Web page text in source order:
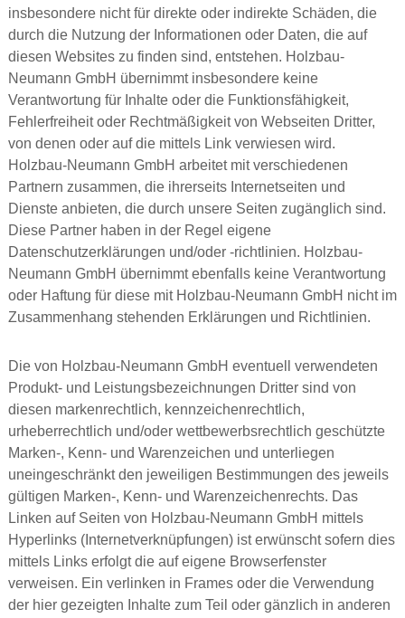
insbesondere nicht für direkte oder indirekte Schäden, die
durch die Nutzung der Informationen oder Daten, die auf
diesen Websites zu finden sind, entstehen. Holzbau-
Neumann GmbH übernimmt insbesondere keine
Verantwortung für Inhalte oder die Funktionsfähigkeit,
Fehlerfreiheit oder Rechtmäßigkeit von Webseiten Dritter,
von denen oder auf die mittels Link verwiesen wird.
Holzbau-Neumann GmbH arbeitet mit verschiedenen
Partnern zusammen, die ihrerseits Internetseiten und
Dienste anbieten, die durch unsere Seiten zugänglich sind.
Diese Partner haben in der Regel eigene
Datenschutzerklärungen und/oder -richtlinien. Holzbau-
Neumann GmbH übernimmt ebenfalls keine Verantwortung
oder Haftung für diese mit Holzbau-Neumann GmbH nicht im
Zusammenhang stehenden Erklärungen und Richtlinien.
Die von Holzbau-Neumann GmbH eventuell verwendeten
Produkt- und Leistungsbezeichnungen Dritter sind von
diesen markenrechtlich, kennzeichenrechtlich,
urheberrechtlich und/oder wettbewerbsrechtlich geschützte
Marken-, Kenn- und Warenzeichen und unterliegen
uneingeschränkt den jeweiligen Bestimmungen des jeweils
gültigen Marken-, Kenn- und Warenzeichenrechts. Das
Linken auf Seiten von Holzbau-Neumann GmbH mittels
Hyperlinks (Internetverknüpfungen) ist erwünscht sofern dies
mittels Links erfolgt die auf eigene Browserfenster
verweisen. Ein verlinken in Frames oder die Verwendung
der hier gezeigten Inhalte zum Teil oder gänzlich in anderen